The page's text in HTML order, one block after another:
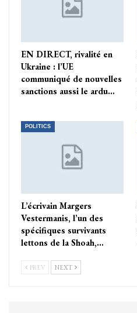
EN DIRECT, rivalité en
Ukraine : l’UE
communiqué de nouvelles
sanctions aussi le ardu…
POLITICS
L’écrivain Margers
Vestermanis, l’un des
spécifiques survivants
lettons de la Shoah,…
PREV NEXT